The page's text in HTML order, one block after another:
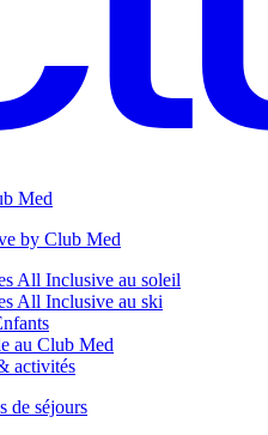
Med
by Club Med
All Inclusive au soleil
All Inclusive au ski
au Club Med
activités
de séjours